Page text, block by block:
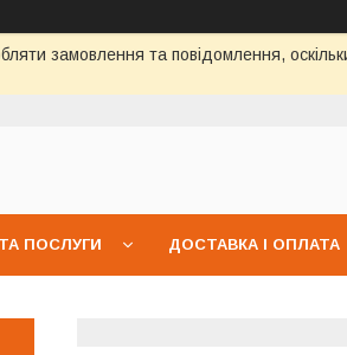
замовлення та повідомлення,
ПОСЛУГИ ДОСТАВКА І ОПЛАТА